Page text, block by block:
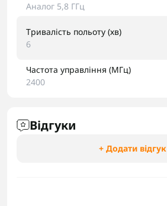
Аналог 5,8 ГГц
Тривалість польоту (хв)
6
Частота управління (МГц)
2400
Відгуки
+ Додати відгук